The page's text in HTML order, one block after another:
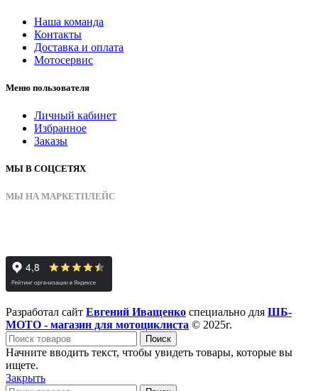
Наша команда
Контакты
Доставка и оплата
Мотосервис
Меню пользователя
Личный кабинет
Избранное
Заказы
МЫ В СОЦСЕТЯХ
МЫ НА МАРКЕТПЛЕЙС
Разработал сайт Евгений Иващенко специально для ШБ-
МОТО - магазин для мотоциклиста © 2025г.
Поиск
Начните вводить текст, чтобы увидеть товары, которые вы
ищете.
Закрыть